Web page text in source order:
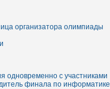
организатора олимпиады
одновременно с участниками
финала по информатике